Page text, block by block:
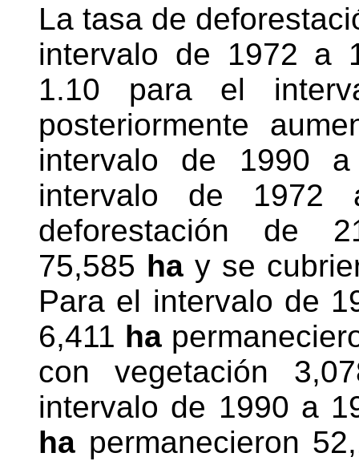
La tasa de
intervalo de 1972 a
1.10 para el
posteriormente
intervalo de 1990
intervalo de
deforestación de
75,585 hay se
Para el intervalo de
6,411 ha
con vegetación
intervalo de 1990 a
ha permanecieron